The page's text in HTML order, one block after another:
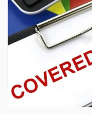
Công
tư